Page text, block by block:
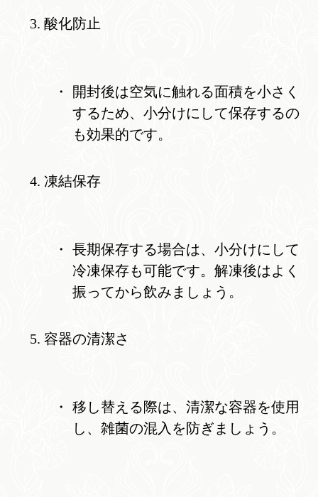
酸化防止
開封後は空気に触れる面積を小さく
するため、小分けにして保存するの
も効果的です。
凍結保存
長期保存する場合は、小分けにして
冷凍保存も可能です。解凍後はよく
振ってから飲みましょう。
容器の清潔さ
移し替える際は、清潔な容器を使用
し、雑菌の混入を防ぎましょう。